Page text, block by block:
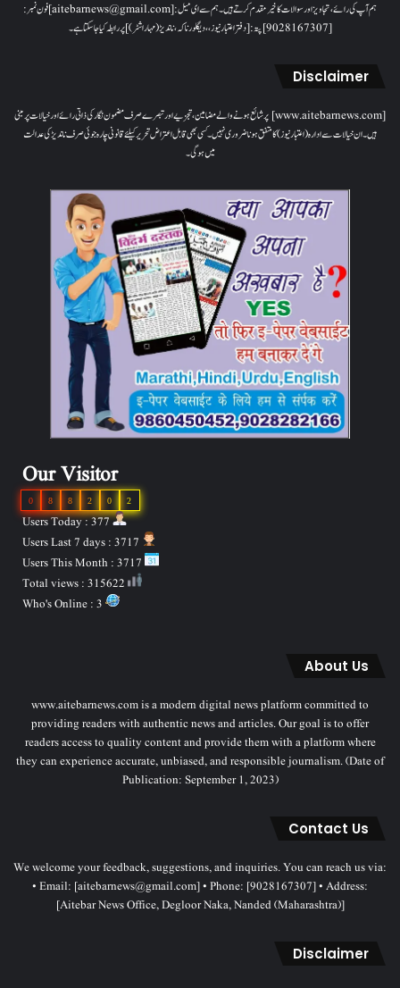
ہم آپ کی رائے، تجاویز اور سوالات کا خیرمقدم کرتے ہیں۔ ہم سےای میل: [aitebarnews@gmail.com]فون نمبر:
[9028167307]پتہ: [دفتر اعتبار نیوز، ، دیگلور ناکہ، ناندیڑ(مہاراشٹر) ] پر رابطہ کیا جاسکتا ہے۔
Disclaimer
[www.aitebarnews.com] پر شائع ہونے والے مضامین، تجزیے اور تبصرے صرف مضمون نگار کی ذاتی رائے اور خیالات پر مبنی
ہیں۔ ان خیالات سے ادارہ (اعتبار نیوز) کا متفق ہونا ضروری نہیں۔ کسی بھی قابل اعتراض تحریر کیلئے قانونی چارہ جوئی صرف ناندیڑ کی عدالت
میں ہوگی۔
Our Visitor
2
0
2
8
8
0
Users Today : 377
About Us
www.aitebarnews.com is a modern digital news platform committed to
providing readers with authentic news and articles. Our goal is to offer
readers access to quality content and provide them with a platform where
they can experience accurate, unbiased, and responsible journalism. (Date of
Publication: September 1, 2023)
Contact Us
We welcome your feedback, suggestions, and inquiries. You can reach us via:
• Email: [aitebarnews@gmail.com] • Phone: [9028167307] • Address:
[Aitebar News Office, Degloor Naka, Nanded (Maharashtra)]
Disclaimer